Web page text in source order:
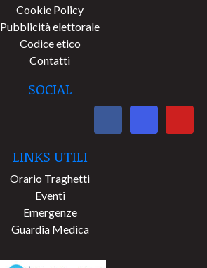
Cookie Policy
Pubblicità elettorale
Codice etico
Contatti
SOCIAL
LINKS UTILI
Orario Traghetti
Eventi
Emergenze
Guardia Medica